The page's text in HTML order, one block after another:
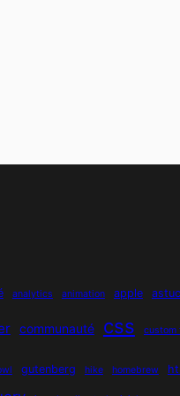
analytics animation apple
communauté css custom
gutenberg hike homebrew